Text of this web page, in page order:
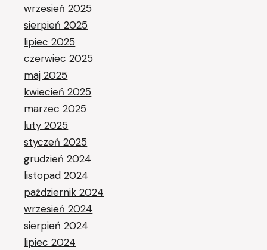
wrzesień 2025
sierpień 2025
lipiec 2025
czerwiec 2025
maj 2025
kwiecień 2025
marzec 2025
luty 2025
styczeń 2025
grudzień 2024
listopad 2024
październik 2024
wrzesień 2024
sierpień 2024
lipiec 2024